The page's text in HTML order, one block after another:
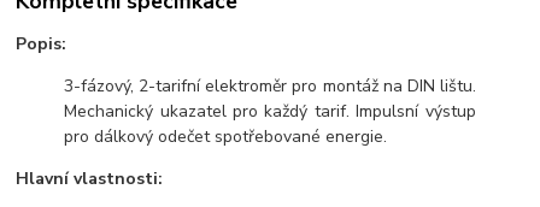
Popis:
3-fázový, 2-tarifní elektroměr pro montáž na DIN lištu.
Mechanický ukazatel pro každý tarif. Impulsní výstup
pro dálkový odečet spotřebované energie.
Hlavní vlastnosti: